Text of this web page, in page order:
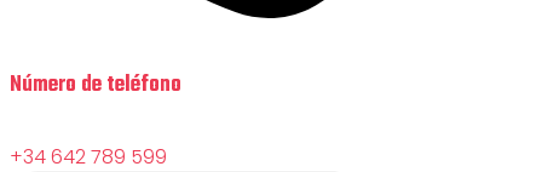
Número de teléfono
+34 642 789 599